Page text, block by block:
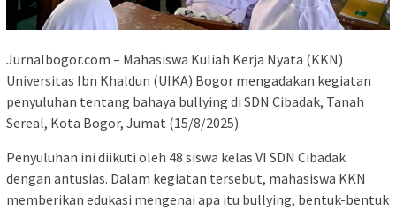
Jurnalbogor.com – Mahasiswa Kuliah Kerja Nyata (KKN)
Universitas Ibn Khaldun (UIKA) Bogor mengadakan kegiatan
penyuluhan tentang bahaya bullying di SDN Cibadak, Tanah
Sereal, Kota Bogor, Jumat (15/8/2025).
Penyuluhan ini diikuti oleh 48 siswa kelas VI SDN Cibadak
dengan antusias. Dalam kegiatan tersebut, mahasiswa KKN
memberikan edukasi mengenai apa itu bullying, bentuk-bentuk